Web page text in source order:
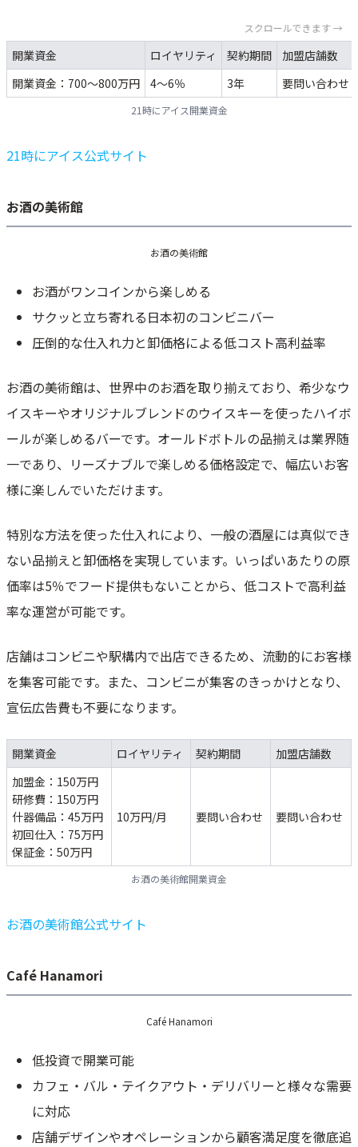
スクロールできます →
開業資金 ロイヤリティ 契約期間
加盟店舗数
開業資金：700～800万円
4～6％ 3年 要問い合わせ
21時にアイス開業資金
21時にアイス公式サイト
お酒の美術館
お酒の美術館
お酒がワンコインから楽しめる
サクッと立ち寄れる日本初のコンビニバー
圧倒的な仕入れ力と卸価格による低コスト高利益率
お酒の美術館は、世界中のお酒を取り揃えており、希少なウ
イスキーやオリジナルブレンドのウイスキーを使ったハイボ
ールが楽しめるバーです。オールドボトルの品揃えは業界随
一であり、リーズナブルで楽しめる価格設定で、幅広いお客
様に楽しんでいただけます。
特別な方法を使った仕入れにより、一般の酒屋には真似でき
ない品揃えと卸価格を実現しています。いっぱいあたりの原
価率は5％でフード提供もないことから、低コストで高利益
率な運営が可能です。
店舗はコンビニや駅構内で出店できるため、流動的にお客様
を集客可能です。また、コンビニが集客のきっかけとなり、
宣伝広告費も不要になります。
開業資金 ロイヤリティ 契約期間
加盟店舗数
加盟金：150万円
研修費：150万円
什器備品：45万円
初回仕入：75万円
保証金：50万円
10万円/月 要問い合わせ 要問い合わせ
お酒の美術館開業資金
お酒の美術館公式サイト
Café Hanamori
Café Hanamori
低投資で開業可能
カフェ・バル・テイクアウト・デリバリーと様々な需要
に対応
店舗デザインやオペレーションから顧客満足度を徹底追